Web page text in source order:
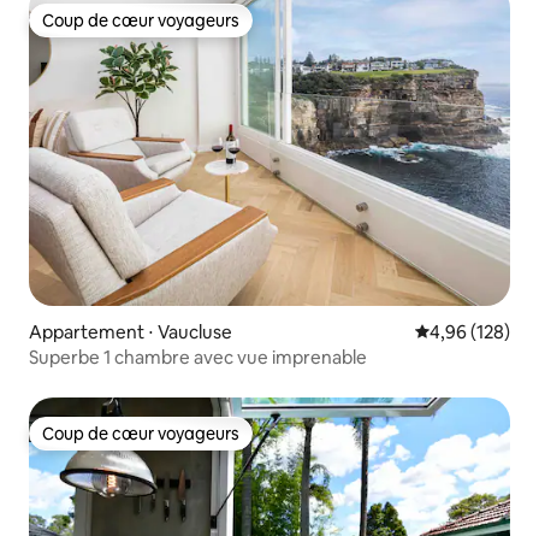
Coup de cœur voyageurs
Coup de cœur voyageurs
Appartement ⋅ Vaucluse Évaluation
4,96 (128)
Superbe 1 chambre avec vue imprenable
Coup de cœur voyageurs
Coup de cœur voyageurs